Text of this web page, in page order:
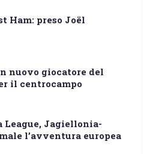
Ham: preso Joël
nuovo giocatore del
il centrocampo
League, Jagiellonia-
l’avventura europea